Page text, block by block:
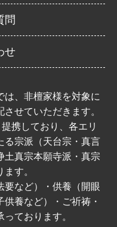
問
せ
は、非檀家様を対象に
せていただきます。
携しており、各エリ
る宗派（天台宗・真言
土真宗本願寺派・真宗
す。
要など）・供養（開眼
養など）・ご祈祷・
ております。